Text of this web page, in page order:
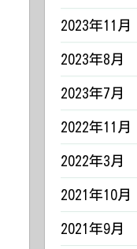
2023年11月
2023年8月
2023年7月
2022年11月
2022年3月
2021年10月
2021年9月